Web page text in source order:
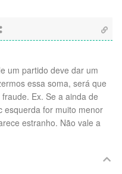
um partido deve dar um
essa soma, será que
Ex. Se a ainda de
esquerda for muito menor
estranho. Não vale a